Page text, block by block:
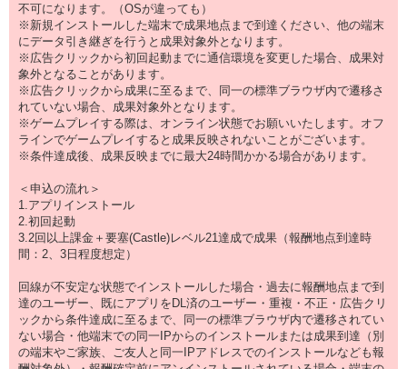
不可になります。（OSが違っても）
※新規インストールした端末で成果地点まで到達ください、他の端末
にデータ引き継ぎを行うと成果対象外となります。
※広告クリックから初回起動までに通信環境を変更した場合、成果対
象外となることがあります。
※広告クリックから成果に至るまで、同一の標準ブラウザ内で遷移さ
れていない場合、成果対象外となります。
※ゲームプレイする際は、オンライン状態でお願いいたします。オフ
ラインでゲームプレイすると成果反映されないことがございます。
※条件達成後、成果反映までに最大24時間かかる場合があります。
＜申込の流れ＞
1.アプリインストール
2.初回起動
3.2回以上課金＋要塞(Castle)レベル21達成で成果（報酬地点到達時
間：2、3日程度想定）
回線が不安定な状態でインストールした場合・過去に報酬地点まで到
達のユーザー、既にアプリをDL済のユーザー・重複・不正・広告クリ
ックから条件達成に至るまで、同一の標準ブラウザ内で遷移されてい
ない場合・他端末での同一IPからのインストールまたは成果到達（別
の端末やご家族、ご友人と同一IPアドレスでのインストールなども報